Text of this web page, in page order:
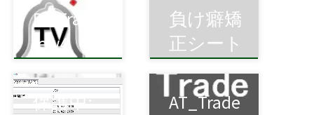
ProTradeV
iew4
負け癖矯
正シート
保護中:
AT_Trade